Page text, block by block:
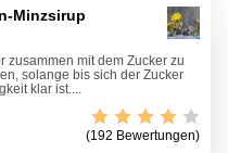
Minzsirup
zusammen mit dem Zucker zu
solange bis sich der Zucker
klar ist....
(192 Bewertungen)